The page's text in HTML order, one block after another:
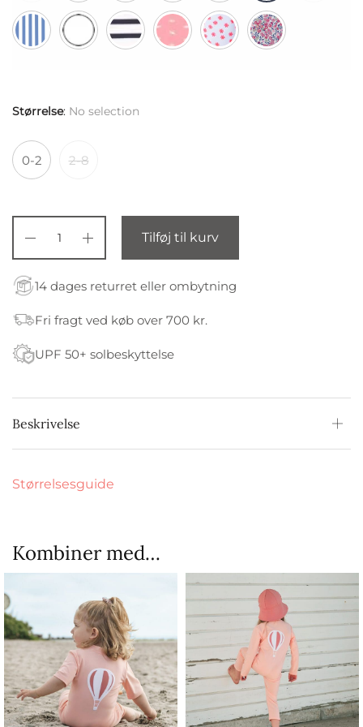
Størrelse: No selection
0-2 2-8
Tilføj til kurv
14 dages returret eller ombytning
Fri fragt ved køb over 700 kr.
UPF 50+ solbeskyttelse
Beskrivelse
Størrelsesguide
Kombiner med…